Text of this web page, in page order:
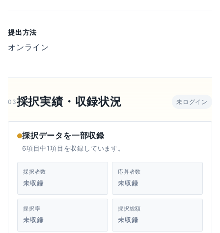
提出方法
オンライン
03採択実績・収録状況 未ログイン
採択データを一部収録
6項目中1項目を収録しています。
採択者数
未収録
応募者数
未収録
採択率
未収録
採択総額
未収録